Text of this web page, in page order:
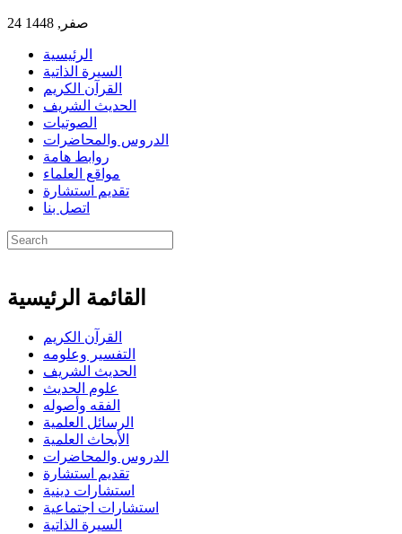
24 صفر, 1448
الرئيسية
السيرة الذاتية
القرآن الكريم
الحديث الشريف
الصوتيات
الدروس والمحاضرات
روابط هامة
مواقع العلماء
تقديم استشارة
اتصل بنا
القائمة الرئيسية
القرآن الكريم
التفسير وعلومه
الحديث الشريف
علوم الحديث
الفقه وأصوله
الرسائل العلمية
الأبحاث العلمية
الدروس والمحاضرات
تقديم استشارة
استشارات دينية
استشارات اجتماعية
السيرة الذاتية